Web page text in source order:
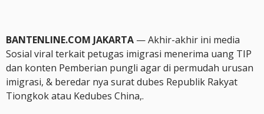
BANTENLINE.COM JAKARTA — Akhir-akhir ini media
Sosial viral terkait petugas imigrasi menerima uang TIP
dan konten Pemberian pungli agar di permudah urusan
imigrasi, & beredar nya surat dubes Republik Rakyat
Tiongkok atau Kedubes China,.